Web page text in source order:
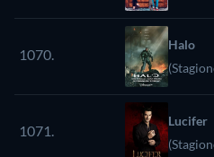
1070.
Halo
1071.
Lucifer